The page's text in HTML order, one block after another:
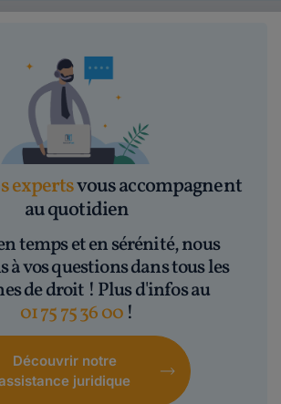
expertsvous accompagnent
au quotidien
temps et en sérénité, nous
à vos questions dans tous les
de droit ! Plus d'infos au
01 75 75 36 00 !
Découvrir notre
juridique